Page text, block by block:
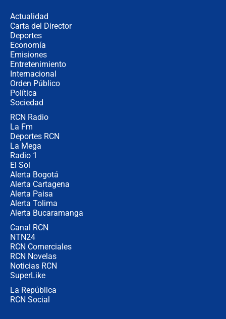
Actualidad
Carta del Director
Deportes
Economía
Emisiones
Entretenimiento
Internacional
Orden Público
Política
Sociedad
RCN Radio
La Fm
Deportes RCN
La Mega
Radio 1
El Sol
Alerta Bogotá
Alerta Cartagena
Alerta Paisa
Alerta Tolima
Alerta Bucaramanga
Canal RCN
NTN24
RCN Comerciales
RCN Novelas
Noticias RCN
SuperLike
La República
RCN Social